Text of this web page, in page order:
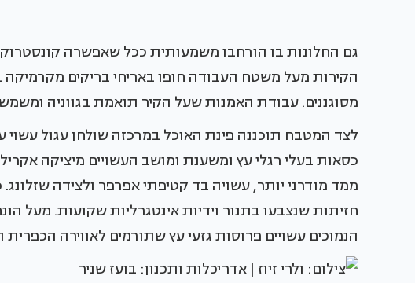
גם החלונות בו הורחבו משמעותית ככל שאפשרה
הקירות מעל משטח העבודה חופו באריחי בריקים
מסוגננים. עבודת האמנות שעל הקיר תואמת בגווניה
לצד המטבח תוכננה פינת האוכל במרכזה שולחן עגול עשוי
כסאות בעלי רגלי עץ ומשענת ומושב העשויים מיציקה
ממד מודרני יותר, עשויה בד קטיפתי אפרפר ולצידה
חזיתות שנצבעו בתנור וידיות אינטגרליות שקועות. מעל
הנמוכים עשויים פרוסות גזעי עץ שתורמים לאווירה